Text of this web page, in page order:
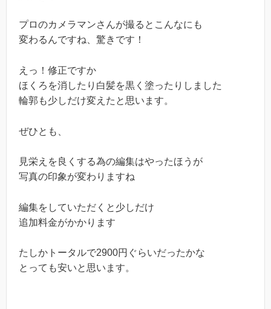
プロのカメラマンさんが撮るとこんなにも
変わるんですね、驚きです！
えっ！修正ですか
ほくろを消したり白髪を黒く塗ったりしました
輪郭も少しだけ変えたと思います。
ぜひとも、
見栄えを良くする為の編集はやったほうが
写真の印象が変わりますね
編集をしていただくと少しだけ
追加料金がかかります
たしかトータルで2900円ぐらいだったかな
とっても安いと思います。